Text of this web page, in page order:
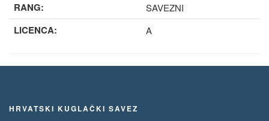
RANG: SAVEZNI
LICENCA: A
HRVATSKI KUGLAČKI SAVEZ